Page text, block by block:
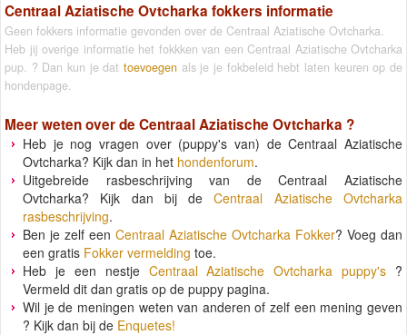
Centraal Aziatische Ovtcharka fokkers informatie
Geen fokkers informatie gevonden over de Centraal Aziatische Ovtcharka.
Heb jij overige informatie het fokkken van een Centraal Aziatische Ovtcharka
pup. ? Dan kun je dat toevoegen als je je fokbeleid hebt laten keuren op de
hondenpage.
Meer weten over de Centraal Aziatische Ovtcharka ?
Heb je nog vragen over (puppy's van) de Centraal Aziatische
Ovtcharka? Kijk dan in het hondenforum.
Uitgebreide rasbeschrijving van de Centraal Aziatische
Ovtcharka? Kijk dan bij deCentraal Aziatische Ovtcharka
rasbeschrijving.
Ben je zelf een Centraal Aziatische Ovtcharka Fokker? Voeg dan
een gratis Fokker vermelding toe.
Heb je een nestje Centraal Aziatische Ovtcharka puppy's ?
Vermeld dit dan gratis op de puppy pagina.
Wil je de meningen weten van anderen of zelf een mening geven
? Kijk dan bij de Enquetes!